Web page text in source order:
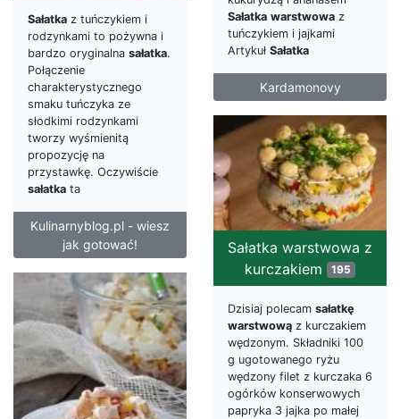
Sałatka warstwowa z
tuńczykiem i jajkami
Artykuł Sałatka
Kardamonovy
Sałatka z tuńczykiem i
rodzynkami to pożywna i
bardzo oryginalna sałatka.
Połączenie
charakterystycznego
smaku tuńczyka ze
słodkimi rodzynkami
tworzy wyśmienitą
propozycję na
przystawkę. Oczywiście
sałatka ta
Kulinarnyblog.pl - wiesz
jak gotować!
Sałatka warstwowa z
kurczakiem 195
Dzisiaj polecam sałatkę
warstwową z kurczakiem
wędzonym. Składniki 100
g ugotowanego ryżu
wędzony filet z kurczaka 6
ogórków konserwowych
papryka 3 jajka po małej